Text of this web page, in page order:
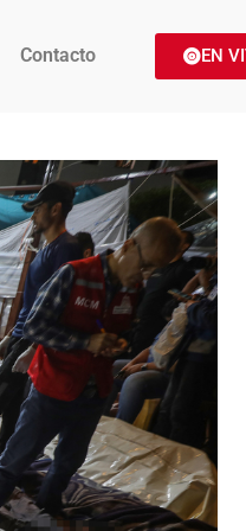
Contacto EN